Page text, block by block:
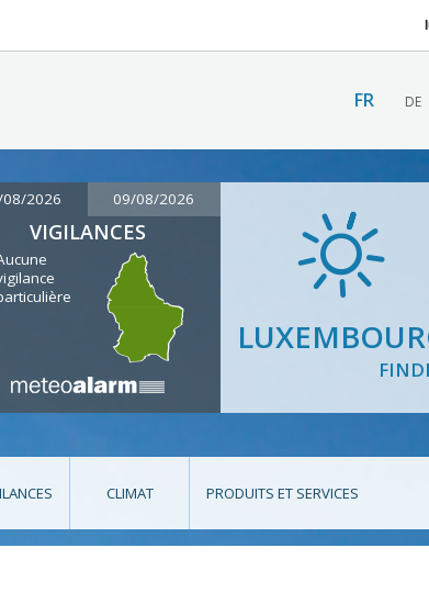
FR DE
2026 09/08/2026
VIGILANCES
CLIMAT PRODUITS ET SERVICES